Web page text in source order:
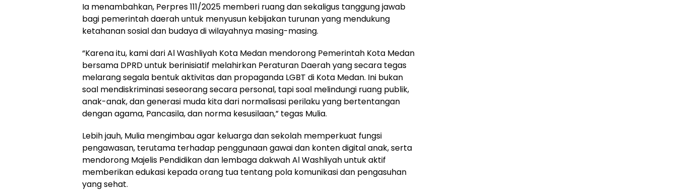
Ia menambahkan, Perpres 111/2025 memberi ruang dan sekaligus tanggung jawab
bagi pemerintah daerah untuk menyusun kebijakan turunan yang mendukung
ketahanan sosial dan budaya di wilayahnya masing-masing.
“Karena itu, kami dari Al Washliyah Kota Medan mendorong Pemerintah Kota Medan
bersama DPRD untuk berinisiatif melahirkan Peraturan Daerah yang secara tegas
melarang segala bentuk aktivitas dan propaganda LGBT di Kota Medan. Ini bukan
soal mendiskriminasi seseorang secara personal, tapi soal melindungi ruang publik,
anak-anak, dan generasi muda kita dari normalisasi perilaku yang bertentangan
dengan agama, Pancasila, dan norma kesusilaan,” tegas Mulia.
Lebih jauh, Mulia mengimbau agar keluarga dan sekolah memperkuat fungsi
pengawasan, terutama terhadap penggunaan gawai dan konten digital anak, serta
mendorong Majelis Pendidikan dan lembaga dakwah Al Washliyah untuk aktif
memberikan edukasi kepada orang tua tentang pola komunikasi dan pengasuhan
yang sehat.